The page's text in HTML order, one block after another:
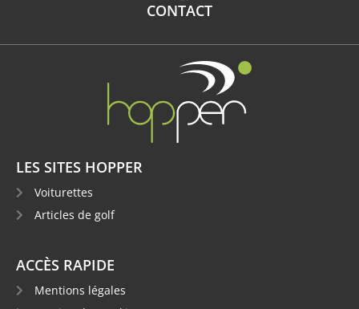
CONTACT
LES SITES HOPPER
Voiturettes
Articles de golf
ACCÈS RAPIDE
Mentions légales